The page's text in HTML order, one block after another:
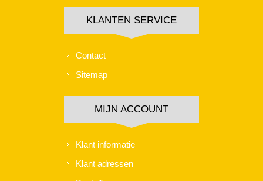
KLANTEN SERVICE
Contact
Sitemap
MIJN ACCOUNT
Klant informatie
Klant adressen